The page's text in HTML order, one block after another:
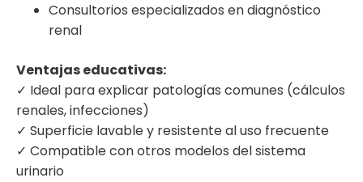
Consultorios especializados en diagnóstico
renal
Ventajas educativas:
✓ Ideal para explicar patologías comunes (cálculos
renales, infecciones)
✓ Superficie lavable y resistente al uso frecuente
✓ Compatible con otros modelos del sistema
urinario